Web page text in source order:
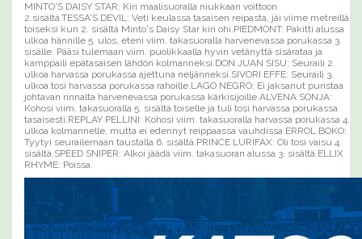
MINTO'S DAISY STAR: Kiri maalisuoralla niukkaan voittoon
2.sisältä.TESSA'S DEVIL: Veti keulassa tasaisen reipasta, jäi viime metreillä
toiseksi kun 2. sisältä Minto's Daisy Star kiri ohi.PIEDMONT: Pakitti alussa
ulkoa hännille 5. ulos, eteni viim. takasuoralla harvenevassa porukassa 3.
sisälle. Pääsi tulemaan viim. puolikkaalla hyvin vetänyttä sisärataa ja
kamppaili epätasaisen lähdön kolmanneksi.DON JUAN SISU: Seuraili 2.
ulkoa harvassa porukassa ajettuna neljänneksi.SIVORI EFFE: Seuraili 3.
ulkoa tosi harvassa porukassa rahoille.LAGO NEGRO: Ei jaksanut puristaa
johtavan rinnalta harvenevassa porukassa kärkisijoille.ALVENA SONJA:
Kohosi viim. takasuoralla 5. sisältä toiselle ja tuli tosi harvassa porukassa
tasaisesti.REPLAY PELLINI: Kohosi viim. takasuoralla harvassa porukassa 4.
ulkoa kolmannelle, mutta ei edennyt reippaassa vauhdissa.ERROL BOKO:
Tyytyi seurailemaan taustalla 6. sisältä.PRINCE LURIFAX: Oli tosi vaisu 4.
sisältä.SPEED SNIPER: Alkoi jäädä viim. takasuoran alussa 3. sisältä.ELLIX
RHYME: Poissa.